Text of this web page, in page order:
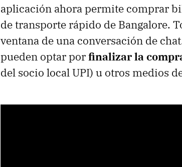
aplicación ahora permite comprar
de transporte rápido de Bangalore.
ventana de una conversación de
pueden optar porfinalizar la
del socio local UPI) u otros medios